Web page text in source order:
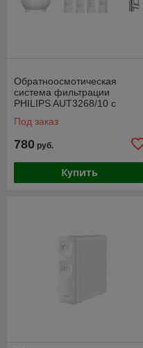
Обратноосмотическая
система фильтрации
PHILIPS AUT3268/10 с
Под заказ
780 руб.
Купить